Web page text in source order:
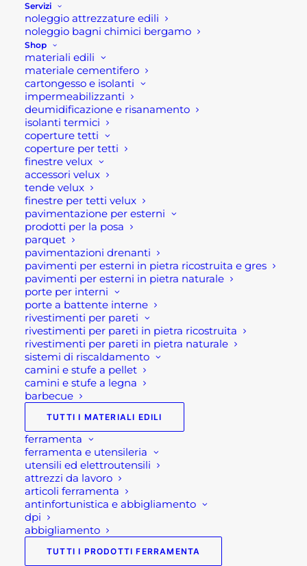
Servizi
noleggio attrezzature edili
noleggio bagni chimici bergamo
Shop
materiali edili
materiale cementifero
cartongesso e isolanti
impermeabilizzanti
deumidificazione e risanamento
isolanti termici
coperture tetti
coperture per tetti
finestre velux
accessori velux
tende velux
finestre per tetti velux
pavimentazione per esterni
prodotti per la posa
parquet
pavimentazioni drenanti
pavimenti per esterni in pietra ricostruita e gres
pavimenti per esterni in pietra naturale
porte per interni
porte a battente interne
rivestimenti per pareti
rivestimenti per pareti in pietra ricostruita
rivestimenti per pareti in pietra naturale
sistemi di riscaldamento
camini e stufe a pellet
camini e stufe a legna
barbecue
TUTTI I MATERIALI EDILI
ferramenta
ferramenta e utensileria
utensili ed elettroutensili
attrezzi da lavoro
articoli ferramenta
antinfortunistica e abbigliamento
dpi
abbigliamento
TUTTI I PRODOTTI FERRAMENTA
I collegamenti sono, come evidenzia il nome
stesso, i dispositivi di protezione individuale che
collegano il punti d’ancoraggio alla imbracatura.
Ovviamente come si può dedurre anche questi
dpi sono fondamentali e necessari per dei ottimi
sistemi anticaduta.
Le tipologie
Questo tipo di dispositivo può essere suddiviso in
tre categorie: Connettori, cordini di sicurezza con
assorbitore, dispositivi retrattili e collegamenti
scorrevoli.
Connettori
I Connettori sono quei dpi di collegamento e sono
vengono utilizzati allo scopo di collegare tra di
loro i fari componenti di un sistema di
anticaduta, in modo che non sia possibile il loro
distacco accidentale. Dunque per evitare questo
distacco accidentale si devono aprire con due soli
movimenti consecutivi e intenzionali.
Per tale motivo sono essenzialmente dei
moschettoni con forma ed apertura diverse ,
oppure con vari tipi di blocco ad esempio le pinze.
Nel caso dei moschettoni le differenti misure sono
necessarie per adattarsi ai diversi punti
d’ancoraggio. Inoltre è importante notare che i
moschettoni con chiusure a ghiera devono essere
bloccati chiudendo la ghiera, mentre i